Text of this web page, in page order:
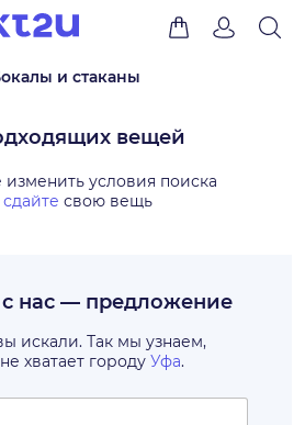
и стаканы
вещей
условия поиска
сдайте свою вещь
с нас — предложение
искали. Так мы узнаем,
хватает городу Уфа.